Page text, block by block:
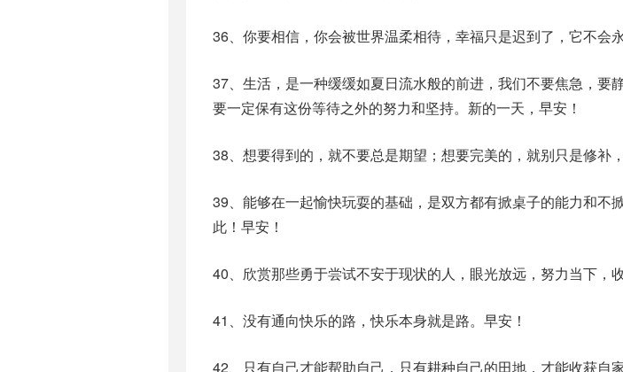
36、你要相信，你会被世界温柔相待，幸福只是迟到了，它不会
37、生活，是一种缓缓如夏日流水般的前进，我们不要焦急，要
要一定保有这份等待之外的努力和坚持。新的一天，早安！
38、想要得到的，就不要总是期望；想要完美的，就别只是修补
39、能够在一起愉快玩耍的基础，是双方都有掀桌子的能力和不
此！早安！
40、欣赏那些勇于尝试不安于现状的人，眼光放远，努力当下，
41、没有通向快乐的路，快乐本身就是路。早安！
42、只有自己才能帮助自己，只有耕种自己的田地，才能收获自